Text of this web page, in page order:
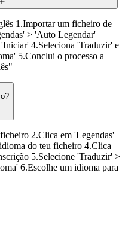
1.Importar um ficheiro de
> 'Auto Legendar'
4.Seleciona 'Traduzir' e
5.Conclui o processo a
2.Clica em 'Legendas'
do teu ficheiro 4.Clica
5.Selecione 'Traduzir' >
6.Escolhe um idioma para